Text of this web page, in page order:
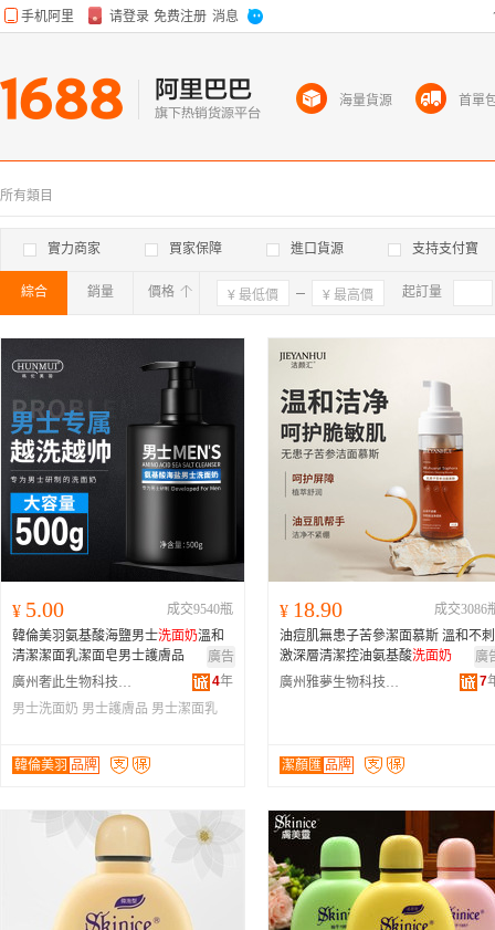
所有類目
實力商家 買家保障 進口貨源 支持支付寶
綜合 銷量 價格 確定 起訂量
¥ 5.00
成交9540瓶
韓倫美羽氨基酸海鹽男士洗面奶溫和
清潔潔面乳潔面皂男士護膚品
廣告
廣州奢此生物科技有限公司
4年
男士洗面奶 男士護膚品 男士潔面乳
韓倫美羽 品牌
¥ 18.90
成交3086
油痘肌無患子苦參潔面慕斯 溫和不刺
激深層清潔控油氨基酸洗面奶
廣
廣州雅夢生物科技有限公司
7
潔顏匯 品牌
海量貨源 首單